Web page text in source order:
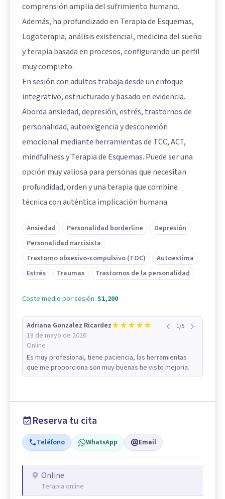
comprensión amplia del sufrimiento humano.
Además, ha profundizado en Terapia de Esquemas,
Logoterapia, análisis existencial, medicina del sueño
y terapia basada en procesos, configurando un perfil
muy completo.
En sesión con adultos trabaja desde un enfoque
integrativo, estructurado y basado en evidencia.
Aborda ansiedad, depresión, estrés, trastornos de
personalidad, autoexigencia y desconexión
emocional mediante herramientas de TCC, ACT,
mindfulness y Terapia de Esquemas. Puede ser una
opción muy valiosa para personas que necesitan
profundidad, orden y una terapia que combine
técnica con auténtica implicación humana.
Ansiedad Personalidad borderline
Depresión
Personalidad narcisista
Trastorno obsesivo-compulsivo (TOC)
Autoestima
Estrés
Traumas Trastornos de la personalidad
Coste medio por sesión: $1,200
Adriana Gonzalez Ricardez
18 de mayo de 2026
Online
1/5
Es muy profesional, tiene paciencia, las herramientas
que me proporciona son muy buenas he visto mejoria.
Reserva tu cita
Teléfono WhatsApp Email
Online
Terapia online